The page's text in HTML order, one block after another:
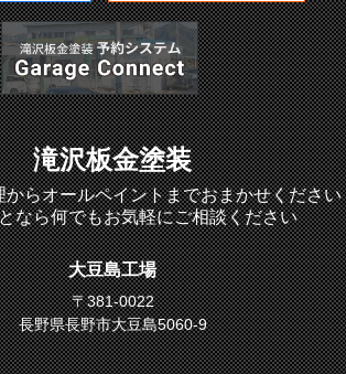
滝沢板金塗装
からオールペイントまでおまかせください
なら何でもお気軽にご相談ください
大豆島工場
〒381-0022
長野県長野市大豆島5060-9